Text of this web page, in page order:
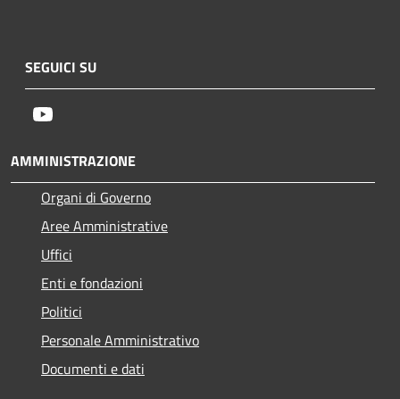
SEGUICI SU
AMMINISTRAZIONE
Organi di Governo
Aree Amministrative
Uffici
Enti e fondazioni
Politici
Personale Amministrativo
Documenti e dati